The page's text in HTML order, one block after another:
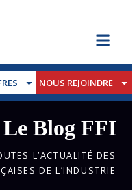
NOUS REJOINDRE
Le Blog FFI
L’ACTUALITÉ DES
DE L’INDUSTRIE